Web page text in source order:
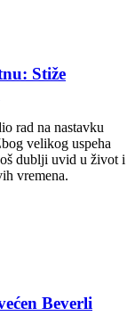
Stiže
rad na nastavku
velikog uspeha
dublji uvid u život i
vremena.
Beverli